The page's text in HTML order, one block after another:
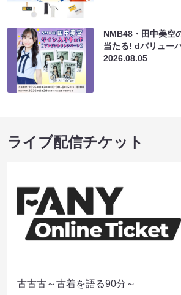
NMB48・田中美空
当たる! dバリュー
2026.08.05
ライブ配信チケット
古古古～古着を語る90分～